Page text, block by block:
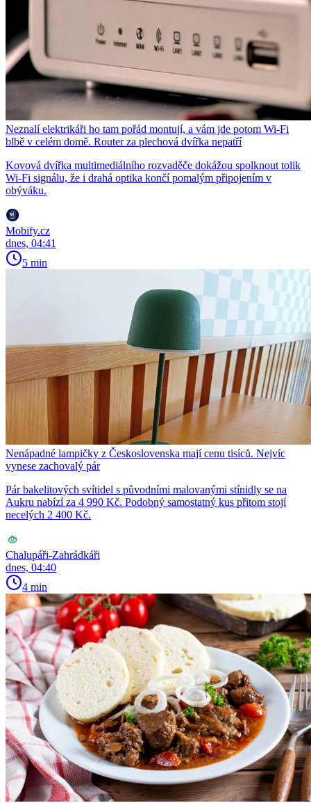
Neznalí elektrikáři ho tam pořád montují, a vám jde potom Wi-Fi
blbě v celém domě. Router za plechová dvířka nepatří
Kovová dvířka multimediálního rozvaděče dokážou spolknout tolik
Wi-Fi signálu, že i drahá optika končí pomalým připojením v
obýváku.
Mobify.cz
dnes, 04:41
5 min
Nenápadné lampičky z Československa mají cenu tisíců. Nejvíc
vynese zachovalý pár
Pár bakelitových svítidel s původními malovanými stínidly se na
Aukru nabízí za 4 990 Kč. Podobný samostatný kus přitom stojí
necelých 2 400 Kč.
Chalupáři-Zahrádkáři
dnes, 04:40
4 min